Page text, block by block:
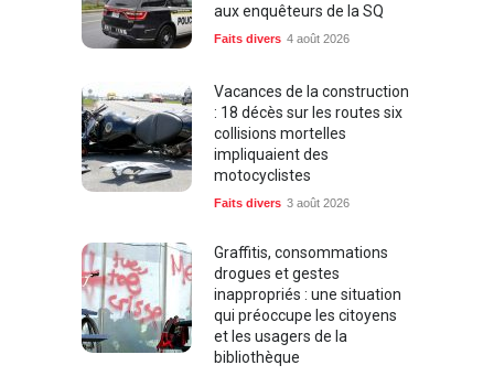
aux enquêteurs de la SQ
Faits divers 4 août 2026
Vacances de la construction
: 18 décès sur les routes six
collisions mortelles
impliquaient des
motocyclistes
Faits divers 3 août 2026
Graffitis, consommations
drogues et gestes
inappropriés : une situation
qui préoccupe les citoyens
et les usagers de la
bibliothèque